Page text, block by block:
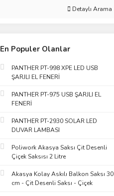
Detaylı Arama
En Populer Olanlar
PANTHER PT-998 XPE LED USB
ŞARJLI EL FENERİ
PANTHER PT-975 USB ŞARJLI EL
FENERİ
PANTHER PT-2930 SOLAR LED
DUVAR LAMBASI
Poliwork Akasya Saksı Çit Desenli
Çiçek Saksısı 2 Litre
Akasya Kolay Askılı Balkon Saksı 30
cm - Çit Desenli Saksı - Çiçek